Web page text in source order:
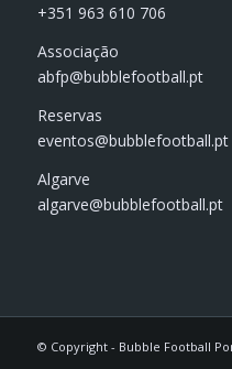
+351 963 610 706
Associação
abfp@bubblefootball.pt
Reservas
eventos@bubblefootball.pt
Algarve
algarve@bubblefootball.pt
© Copyright - Bubble Football